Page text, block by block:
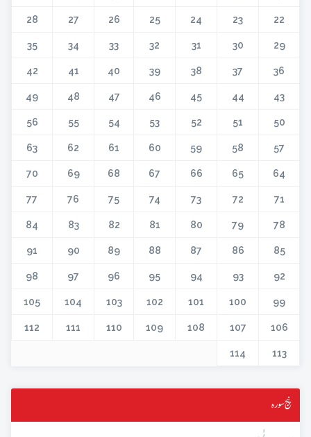
22
23
24
25
26
27
28
29
30
31
32
33
34
35
36
37
38
39
40
41
42
43
44
45
46
47
48
49
50
51
52
53
54
55
56
57
58
59
60
61
62
63
64
65
66
67
68
69
70
71
72
73
74
75
76
77
78
79
80
81
82
83
84
85
86
87
88
89
90
91
92
93
94
95
96
97
98
99
100
101
102
103
104
105
106
107
108
109
110
111
112
113
114
پنج سورہ